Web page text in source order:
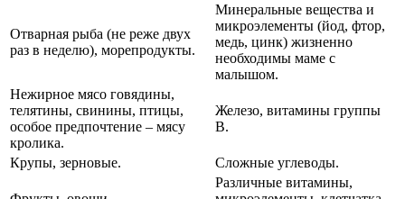
Отварная рыба (не реже двух
раз в неделю), морепродукты.
Минеральные вещества и
микроэлементы (йод, фтор,
медь, цинк) жизненно
необходимы маме с
малышом.
Нежирное мясо говядины,
телятины, свинины, птицы,
особое предпочтение – мясу
кролика.
Железо, витамины группы
В.
Крупы, зерновые. Сложные углеводы.
Различные витамины,